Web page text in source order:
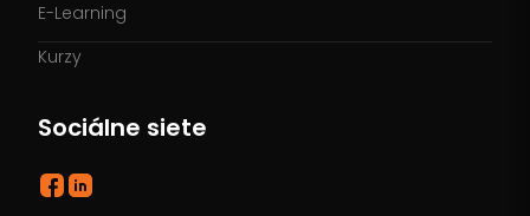
E-Learning
Kurzy
Sociálne siete